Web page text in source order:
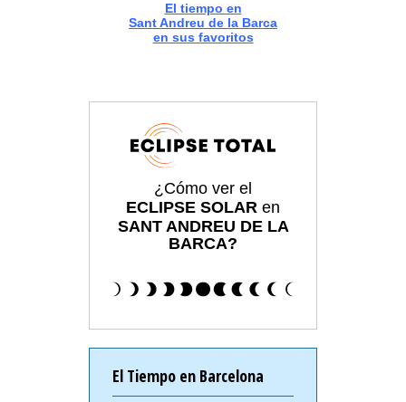
El tiempo en
Sant Andreu de la Barca
en sus favoritos
¿Cómo ver el
ECLIPSE SOLAR en
SANT ANDREU DE LA
BARCA?
El Tiempo en Barcelona